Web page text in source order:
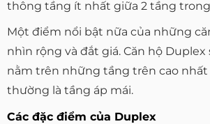
thông tầng ít nhất giữa 2 tầng
Một điểm nổi bật nữa của những
nhìn rộng và đắt giá. Căn hộ Duplex
nằm trên những tầng trên cao nhất
thường là tầng áp mái.
Các đặc điểm của Duplex